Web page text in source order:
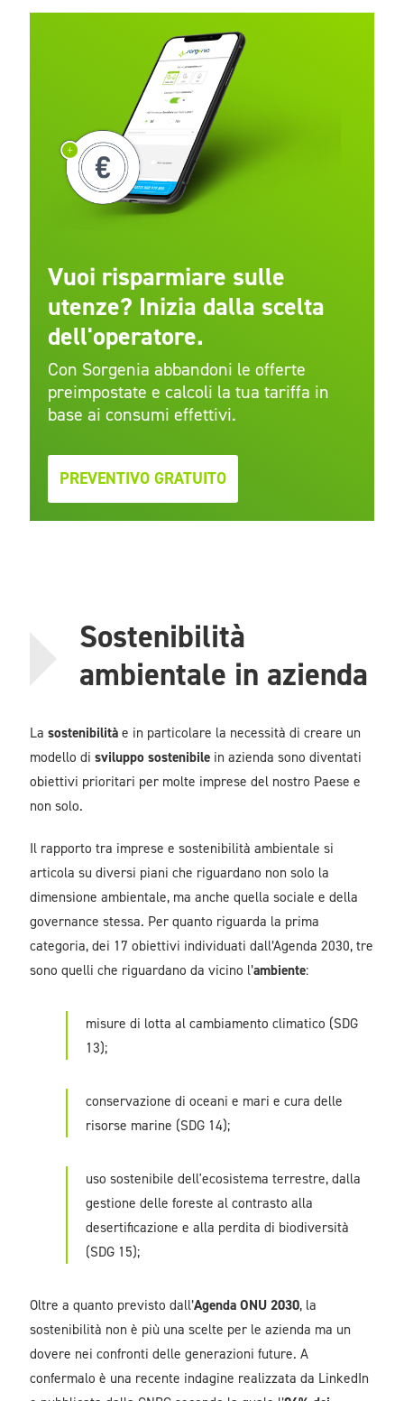
Vuoi risparmiare sulle
utenze? Inizia dalla scelta
dell'operatore.
Con Sorgenia abbandoni le offerte
preimpostate e calcoli la tua tariffa in
base ai consumi effettivi.
PREVENTIVO GRATUITO
Sostenibilità
ambientale in azienda
La sostenibilitàe in particolare la necessità di creare un
modello di sviluppo sostenibile in azienda sono diventati
obiettivi prioritari per molte imprese del nostro Paese e
non solo.
Il rapporto tra imprese e sostenibilità ambientale si
articola su diversi piani che riguardano non solo la
dimensione ambientale, ma anche quella sociale e della
governance stessa. Per quanto riguarda la prima
categoria, dei 17 obiettivi individuati dall’Agenda 2030, tre
sono quelli che riguardano da vicino l’ambiente:
misure di lotta al cambiamento climatico (SDG
13);
conservazione di oceani e mari e cura delle
risorse marine (SDG 14);
uso sostenibile dell'ecosistema terrestre, dalla
gestione delle foreste al contrasto alla
desertificazione e alla perdita di biodiversità
(SDG 15);
Oltre a quanto previsto dall’Agenda ONU 2030, la
sostenibilità non è più una scelte per le azienda ma un
dovere nei confronti delle generazioni future. A
confermalo è una recente indagine realizzata da LinkedIn